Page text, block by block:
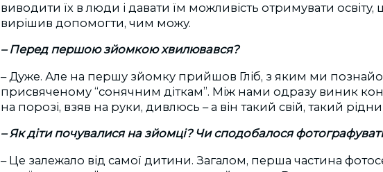
виводити їх в люди і давати їм можливість отримувати освіту,
вирішив допомогти, чим можу.
– Перед першою зйомкою хвилювався?
– Дуже. Але на першу зйомку прийшов Гліб, з яким ми
присвяченому “сонячним діткам”. Між нами одразу виник
на порозі, взяв на руки, дивлюсь – а він такий свій, такий
– Як діти почувалися на зйомці? Чи сподобалося
– Це залежало від самої дитини. Загалом, перша частина